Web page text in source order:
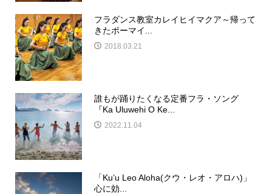
フラダンス教室カレイヒイマクア～帰って
きたポーマイ...
2018.03.21
誰もが踊りたくなる定番フラ・ソング
『Ka Uluwehi O Ke...
2022.11.04
「Ku’u Leo Aloha(クウ・レオ・アロハ)」
心に効...